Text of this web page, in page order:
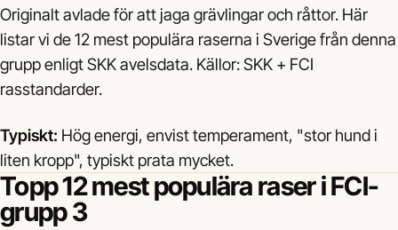
Originalt avlade för att jaga grävlingar och råttor. Här
listar vi de 12 mest populära raserna i Sverige från denna
grupp enligt SKK avelsdata. Källor: SKK + FCI
rasstandarder.
Typiskt: Hög energi, envist temperament, "stor hund i
liten kropp", typiskt prata mycket.
Topp 12 mest populära raser i FCI-
grupp 3